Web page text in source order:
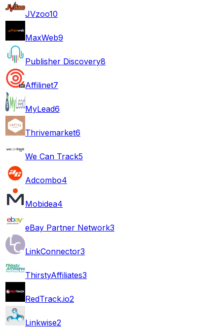
JVzoo10
MaxWeb9
Publisher Discovery8
Affilinet7
MyLead6
Thrivemarket6
We Can Track5
Adcombo4
Mobidea4
eBay Partner Network3
LinkConnector3
ThirstyAffiliates3
RedTrack.io2
Linkwise2